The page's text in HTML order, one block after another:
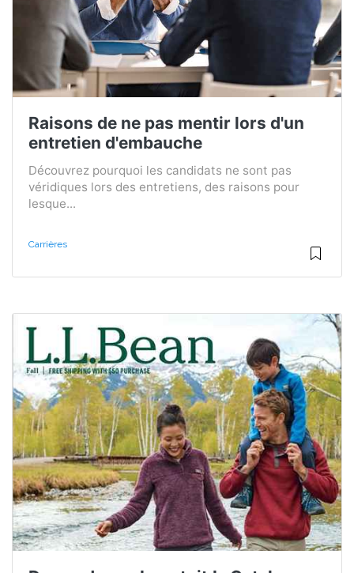
Raisons de ne pas mentir lors d'un
entretien d'embauche
Découvrez pourquoi les candidats ne sont pas
véridiques lors des entretiens, des raisons pour
lesque...
Carrières